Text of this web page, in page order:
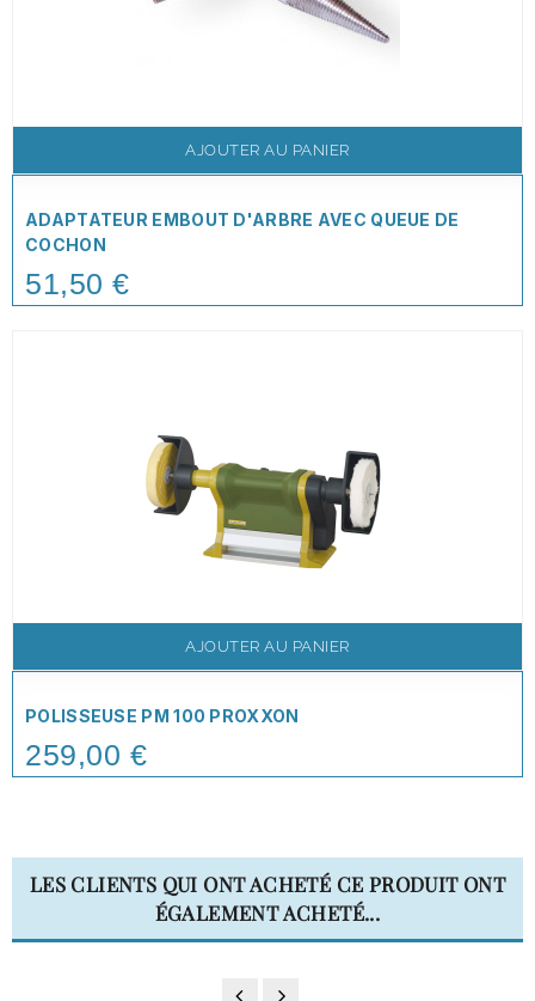
AJOUTER AU PANIER
ADAPTATEUR EMBOUT D'ARBRE AVEC QUEUE DE
COCHON
Price
51,50 €
AJOUTER AU PANIER
POLISSEUSE PM 100 PROXXON
Price
259,00 €
LES CLIENTS QUI ONT ACHETÉ CE PRODUIT ONT
ÉGALEMENT ACHETÉ...